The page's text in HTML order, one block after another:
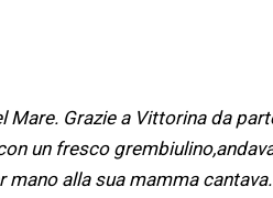
Grazie a Vittorina da
un fresco grembiulino,
mano alla sua mamma cantava.